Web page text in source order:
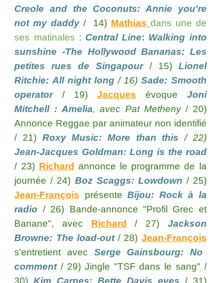
Creole and the Coconuts: Annie you're
not my daddy / 14) Mathias dans une de
ses matinales : Central Line: Walking into
sunshine -The Hollywood Bananas: Les
petites rues de Singapour/ 15) Lionel
Ritchie: All night long/ 16)Sade: Smooth
operator/ 19) Jacques évoque Joni
Mitchell : Amelia, avec Pat Metheny/ 20)
Annonce Reggae par animateur non identifié
/ 21) Roxy Music: More than this / 22)
Jean-Jacques Goldman: Long is the road
/ 23) Richard annonce le programme de la
journée / 24) Boz Scaggs: Lowdown / 25)
Jean-François
présenteBijou: Rock à la
radio / 26) Bande-annonce "Profil Grec et
Banane", avec Richard / 27) Jackson
Browne: The load-out / 28) Jean-François
s'entretient avec Serge Gainsbourg: No
comment/ 29) Jingle "TSF dans le sang" /
30)Kim Carnes: Bette Davis eyes / 31)